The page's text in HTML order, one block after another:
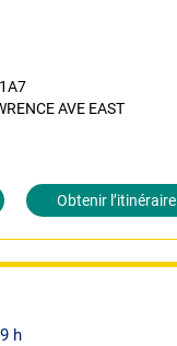
AVE EAST
Obtenir l’itinéraire
h